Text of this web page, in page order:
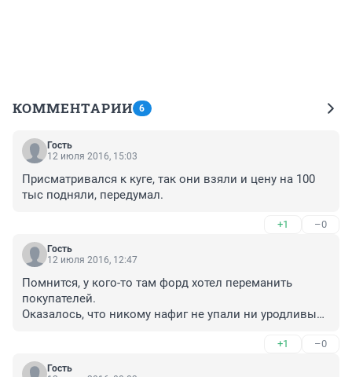
КОММЕНТАРИИ 6
Гость
12 июля 2016, 15:03
Присматривался к куге, так они взяли и цену на 100
тыс подняли, передумал.
+1 –0
Гость
12 июля 2016, 12:47
Помнится, у кого-то там форд хотел переманить
покупателей.
Оказалось, что никому нафиг не упали ни уродливые
За эти деньги есть машины гораздо красивее, лучше,
+1 –0
Гость